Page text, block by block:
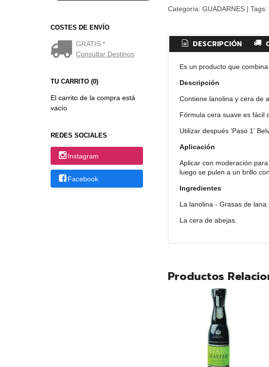
COSTES DE ENVÍO
GRATIS *
Consultar Destinos
TU CARRITO (0)
El carrito de la compra está
vacío
REDES SOCIALES
Instagram
Facebook
Categoría: GUADARNES| Tags:
DESCRIPCIÓN
Es un producto que
Descripción
Contiene lanolina y cera de
Fórmula cera suave es fácil
Utilizar después 'Paso 1'
Aplicación
Aplicar con moderación
luego se pulen a un brillo
Ingredientes
La lanolina - Grasas de
La cera de abejas.
Productos